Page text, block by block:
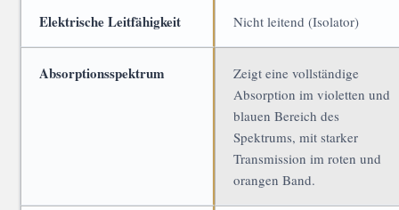
Elektrische Leitfähigkeit Nicht leitend (Isolator)
Absorptionsspektrum
Zeigt eine vollständige
Absorption im violetten und
blauen Bereich des
Spektrums, mit starker
Transmission im roten und
orangen Band.